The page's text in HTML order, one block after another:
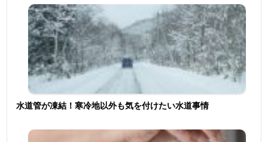
水道管が凍結！寒冷地以外も気を付けたい水道事情